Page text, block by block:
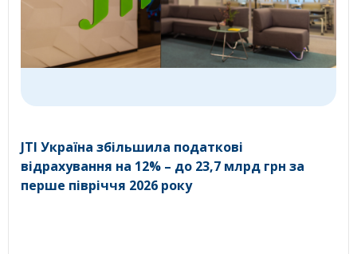
JTI Україна збільшила податкові
відрахування на 12% – до 23,7 млрд грн за
перше півріччя 2026 року